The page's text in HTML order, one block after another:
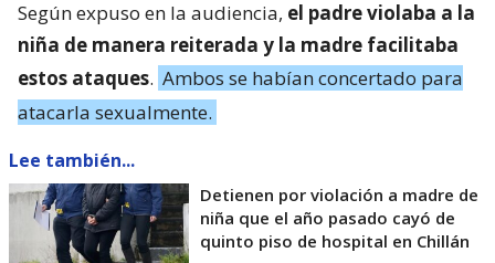
Según expuso en la audiencia, el padre violaba a la
niña de manera reiterada y la madre facilitaba
estos ataques. Ambos se habían concertado para
atacarla sexualmente.
Lee también...
Detienen por violación a madre de
niña que el año pasado cayó de
quinto piso de hospital en Chillán